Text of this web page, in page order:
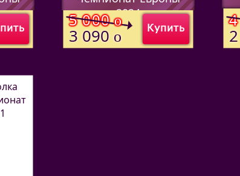
2024
(Код:756970116 Купить
5 000o
3 090 o